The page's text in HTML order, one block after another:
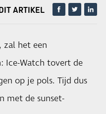
ARTIKEL
zal het een
Ice-Watch tovert de
op je pols. Tijd dus
met de sunset-